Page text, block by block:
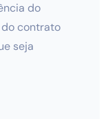
do
contrato
seja